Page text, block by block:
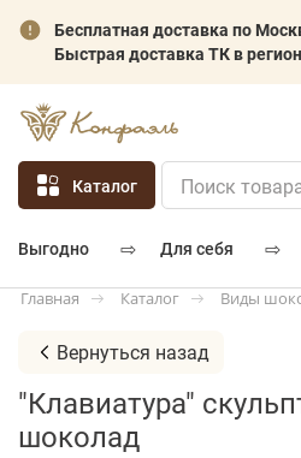
Бесплатная доставка по
Быстрая доставка ТК в
Каталог
выгодно ⇨ для себя ⇨
Главная Каталог Виды
Вернуться назад
"Клавиатура"
шоколад